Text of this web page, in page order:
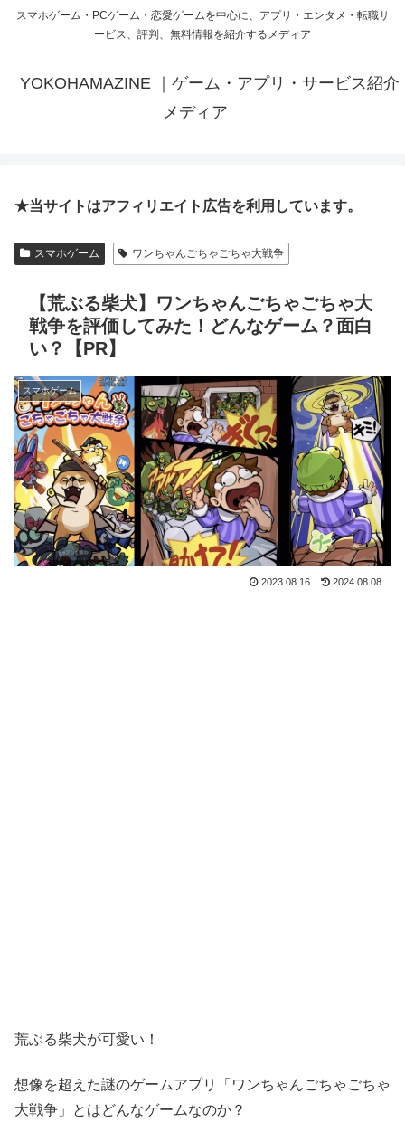
スマホゲーム・PCゲーム・恋愛ゲームを中心に、アプリ・エンタメ・転職サ
ービス、評判、無料情報を紹介するメディア
YOKOHAMAZINE ｜ゲーム・アプリ・サービス紹介
メディア
★当サイトはアフィリエイト広告を利用しています。
スマホゲーム ワンちゃんごちゃごちゃ大戦争
【荒ぶる柴犬】ワンちゃんごちゃごちゃ大
戦争を評価してみた！どんなゲーム？面白
い？【PR】
スマホゲーム
2023.08.16 2024.08.08
荒ぶる柴犬が可愛い！
想像を超えた謎のゲームアプリ「ワンちゃんごちゃごちゃ
大戦争」とはどんなゲームなのか？